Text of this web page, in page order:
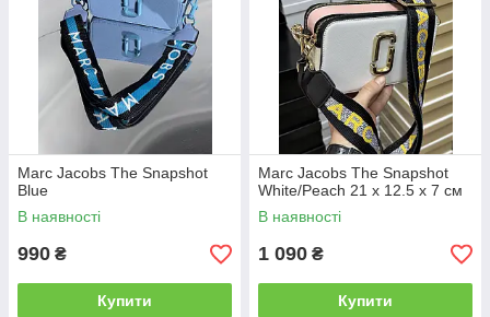
Marc Jacobs The Snapshot
Blue
В наявності
990 ₴
Купити
Marc Jacobs The Snapshot
White/Peach 21 х 12.5 х 7 см
В наявності
1 090 ₴
Купити